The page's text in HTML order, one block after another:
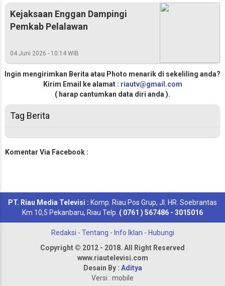
Kejaksaan Enggan Dampingi
Pemkab Pelalawan
04 Juni 2026 - 10:14 WIB
Ingin mengirimkan Berita atau Photo menarik di sekeliling anda?
Kirim Email ke alamat : riautv@gmail.com
( harap cantumkan data diri anda ).
Tag Berita
Komentar Via Facebook :
PT. Riau Media Televisi : Komp. Riau Pos Grup, Jl. HR. Soebrantas
Km 10,5 Pekanbaru, Riau Telp. ( 0761 ) 567486 - 3015016
Redaksi - Tentang - Info Iklan - Hubungi
Copyright © 2012 - 2018. All Right Reserved
www.riautelevisi.com
Desain By : Aditya
Versi : mobile